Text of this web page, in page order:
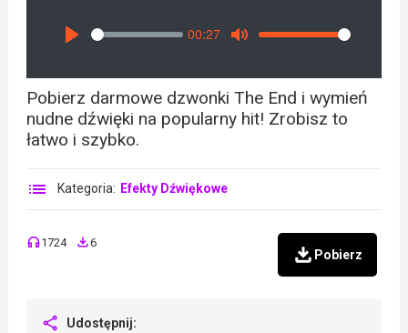
Seek
00:27
Volume
Pobierz darmowe dzwonki The End i wymień
nudne dźwięki na popularny hit! Zrobisz to
łatwo i szybko.
Kategoria: Efekty Dźwiękowe
1724 6
Pobierz
Udostępnij: